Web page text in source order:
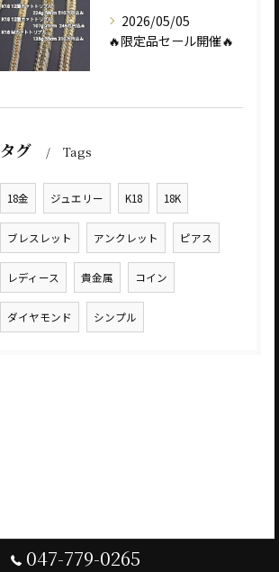
2026/05/05
🔥限定品セール開催🔥
タグ Tags
18金 ジュエリー K18 18K
ブレスレット アンクレット ピアス
レディース 貴金属 コイン
ダイヤモンド シンプル
047-779-0265